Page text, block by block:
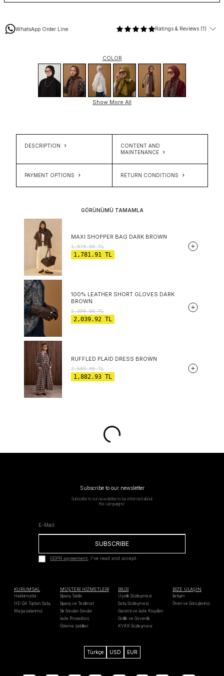
WhatsApp Order Line Ratings & Reviews (1)
COLOR
Show More All
DESCRIPTION
CONTENT AND
MAINTENANCE
PAYMENT OPTIONS RETURN CONDITIONS
GÖRÜNÜMÜ TAMAMLA
MAXI SHOPPER BAG DARK BROWN
1,979.90TL
1,781.91 TL
100% LEATHER SHORT GLOVES DARK
BROWN
2,399.90TL
2,039.92 TL
RUFFLED PLAID DRESS BROWN
2,689.90TL
1,882.93 TL
Subscribe to our newsletter
Subscribe to our newsletter to be informed about
the campaigns!
SUBSCRIBE
GDPR agreement, I've read and accept.
KURUMSAL
Hakkımızda
HE-QA Toptan Satış
Mağazalarımız
MÜŞTERİ HİZMETLERİ
Sipariş Takibi
Sipariş ve Teslimat
Sık Sorulan Sorular
İade Prosedürü
Ödeme Şekilleri
BİLGİ
Üyelik Sözleşmesi
Satış Sözleşmesi
Garanti ve İade Koşulları
Gizlilik ve Güvenlik
KVKK Sözleşmesi
BİZE ULAŞIN
İletişim
Öneri ve Görüşleriniz
Türkçe USD EUR